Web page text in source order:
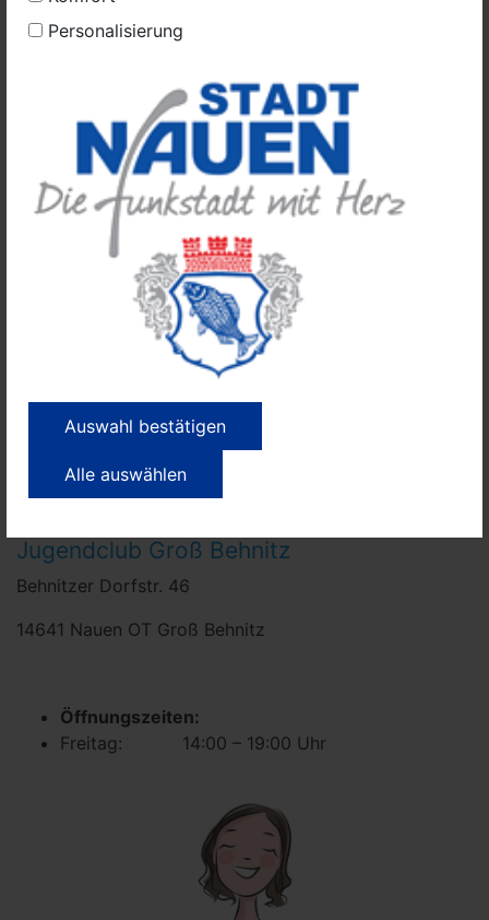
Personalisierung
Auswahl bestätigen
Alle auswählen
Jugendclub Groß Behnitz
Behnitzer Dorfstr. 46
14641 Nauen OT Groß Behnitz
Öffnungszeiten:
Freitag: 14:00 – 19:00 Uhr